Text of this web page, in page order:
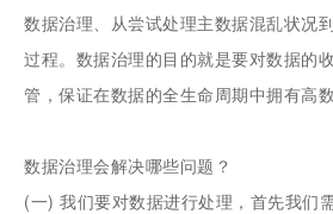
数据治理、从尝试处理主数据混乱状况
过程。数据治理的目的就是要对数据的
管，保证在数据的全生命周期中拥有高数
数据治理会解决哪些问题？
(一) 我们要对数据进行处理，首先我们